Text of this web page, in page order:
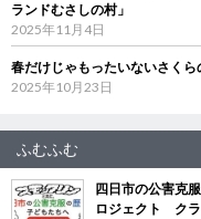
ランドむさしの村」
2025年11月4日
春だけじゃもったいないさく
2025年10月23日
ふむふむ
四日市の公害克
ロジェクト クラ